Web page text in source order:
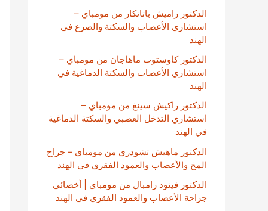
الدكتور راميش باتانكار من مومباي –
استشاري الأعصاب والسكتة والصرع في
الهند
الدكتور كاوستوب ماهاجان من مومباي –
استشاري الأعصاب والسكتة الدماغية في
الهند
الدكتور راكيش سينغ من مومباي –
استشاري التدخل العصبي والسكتة الدماغية
في الهند
الدكتور ماهيش تشودري من مومباي – جراح
المخ والأعصاب والعمود الفقري في الهند
الدكتور فينود رامبال من مومباي | أخصائي
جراحة الأعصاب والعمود الفقري في الهند